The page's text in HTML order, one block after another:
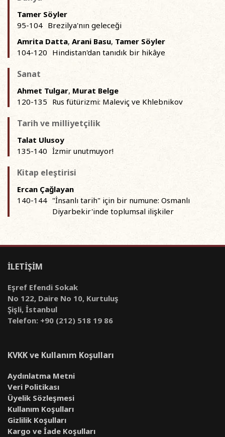
Tamer Söyler
95-104 Brezilya'nın geleceği
Amrita Datta, Arani Basu, Tamer Söyler
104-120 Hindistan'dan tanıdık bir hikâye
Sanat
Ahmet Tulgar, Murat Belge
120-135 Rus fütürizmi: Maleviç ve Khlebnikov
Tarih ve milliyetçilik
Talat Ulusoy
135-140 İzmir unutmuyor!
Kitap eleştirisi
Ercan Çağlayan
140-144 "İnsanlı tarih" için bir numune: Osmanlı
Diyarbekir'inde toplumsal ilişkiler
İLETİŞİM
Eşref Efendi Sokak
No 122, Daire No 10, Kurtuluş
Şişli, İstanbul
Telefon: +90 (212) 518 19 86
KVKK ve Kullanım Koşulları
Aydınlatma Metni
Veri Politikası
Üyelik Sözleşmesi
Kullanım Koşulları
Gizlilik Koşulları
Kargo ve İade Koşulları